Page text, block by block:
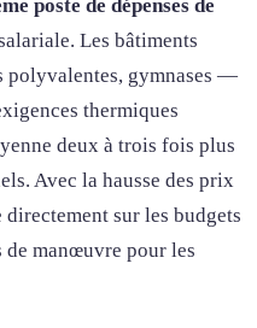
poste de dépenses de
Les bâtiments
polyvalentes, gymnases —
thermiques
deux à trois fois plus
Avec la hausse des prix
sur les budgets
de manœuvre pour les